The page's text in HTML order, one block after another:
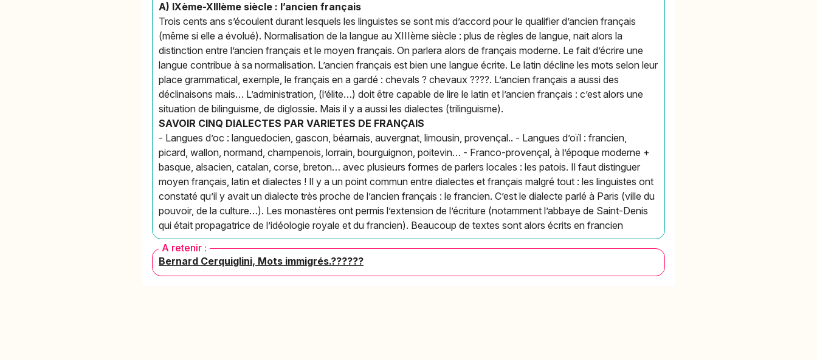
A) IXème-XIIIème siècle : l’ancien français
Trois cents ans s’écoulent durant lesquels les linguistes se sont mis d’accord pour le qualifier d’ancien français
(même si elle a évolué). Normalisation de la langue au XIIIème siècle : plus de règles de langue, nait alors la
distinction entre l’ancien français et le moyen français. On parlera alors de français moderne. Le fait d’écrire une
langue contribue à sa normalisation. L’ancien français est bien une langue écrite. Le latin décline les mots selon leur
place grammatical, exemple, le français en a gardé : chevals ? chevaux ????. L’ancien français a aussi des
déclinaisons mais… L’administration, (l’élite…) doit être capable de lire le latin et l’ancien français : c’est alors une
situation de bilinguisme, de diglossie. Mais il y a aussi les dialectes (trilinguisme).
SAVOIR CINQ DIALECTES PAR VARIETES DE FRANÇAIS
- Langues d’oc : languedocien, gascon, béarnais, auvergnat, limousin, provençal.. - Langues d’oïl : francien,
picard, wallon, normand, champenois, lorrain, bourguignon, poitevin… - Franco-provençal, à l’époque moderne +
basque, alsacien, catalan, corse, breton… avec plusieurs formes de parlers locales : les patois. Il faut distinguer
moyen français, latin et dialectes ! Il y a un point commun entre dialectes et français malgré tout : les linguistes ont
constaté qu’il y avait un dialecte très proche de l’ancien français : le francien. C’est le dialecte parlé à Paris (ville du
pouvoir, de la culture…). Les monastères ont permis l’extension de l’écriture (notamment l’abbaye de Saint-Denis
qui était propagatrice de l’idéologie royale et du francien). Beaucoup de textes sont alors écrits en francien
A retenir :
Bernard Cerquiglini, Mots immigrés.??????